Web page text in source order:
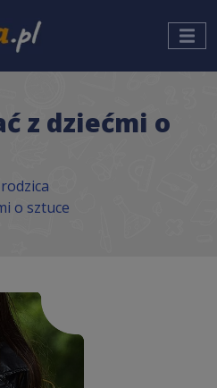
z dziećmi o
o sztuce